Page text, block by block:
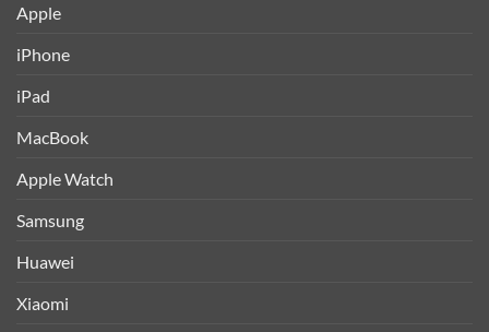
Apple
iPhone
iPad
MacBook
Apple Watch
Samsung
Huawei
Xiaomi